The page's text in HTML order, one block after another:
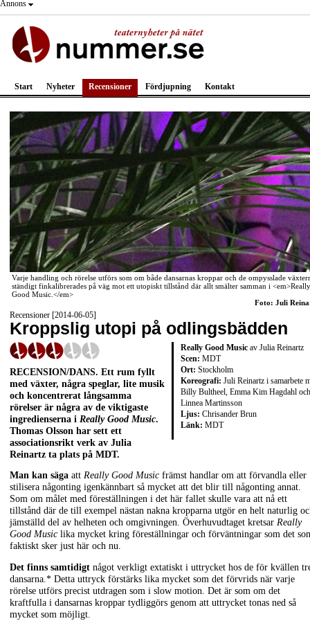
Annons
Start Nyheter Recensioner Fördjupning Kontakt
Varje handling och rörelse utförs som om både dansarnas kroppar och de ompysslade
ständigt finkalibrerades på väg mot ett utopiskt tillstånd där allt smälter samman i <em>Really
Good Music.</em>
Foto: Juli
Recensioner [2014-06-05]
Kroppslig utopi på odlingsbädden
Really Good Music av Julia Reinartz
Scen: MDT
Ort: Stockholm
Koreografi: Juli Reinartz i samarbete
Billy Bultheel, Emma Kim Hagdahl och
Linnea Martinsson
Ljus: Chrisander Brun
Länk: MDT
RECENSION/DANS. Ett rum fyllt
med växter, några speglar, lite musik
och koncentrerat långsamma
rörelser är några av de viktigaste
ingredienserna i Really Good Music.
Thomas Olsson har sett ett
associationsrikt verk av Julia
Reinartz ta plats på MDT.
Man kan säga att Really Good Music främst handlar om att förvandla eller
stilisera någonting igenkännbart så mycket att det blir till någonting annat.
Som om målet med föreställningen i det här fallet skulle vara att nå ett
tillstånd där de till exempel nästan nakna kropparna utgör en helt naturlig
jämställd del av helheten och omgivningen. Överhuvudtaget kretsar Really
Good Music lika mycket kring föreställningar och förväntningar som det
faktiskt sker just här och nu.
Det finns samtidigt något verkligt extatiskt i uttrycket hos de för kvällen
dansarna.* Detta uttryck förstärks lika mycket som det förvrids när varje
rörelse utförs precist utdragen som i slow motion. Det är som om det
kraftfulla i dansarnas kroppar tydliggörs genom att uttrycket tonas ned så
mycket som möjligt.